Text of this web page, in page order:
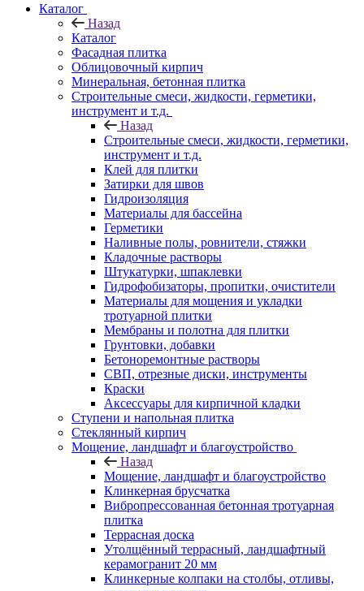
Каталог
Назад
Каталог
Фасадная плитка
Облицовочный кирпич
Минеральная, бетонная плитка
Строительные смеси, жидкости, герметики,
инструмент и т.д.
Назад
Строительные смеси, жидкости, герметики,
инструмент и т.д.
Клей для плитки
Затирки для швов
Гидроизоляция
Материалы для бассейна
Герметики
Наливные полы, ровнители, стяжки
Кладочные растворы
Штукатурки, шпаклевки
Гидрофобизаторы, пропитки, очистители
Материалы для мощения и укладки
тротуарной плитки
Мембраны и полотна для плитки
Грунтовки, добавки
Бетоноремонтные растворы
СВП, отрезные диски, инструменты
Краски
Аксессуары для кирпичной кладки
Ступени и напольная плитка
Cтеклянный кирпич
Мощение, ландшафт и благоустройство
Назад
Мощение, ландшафт и благоустройство
Клинкерная брусчатка
Вибропрессованная бетонная тротуарная
плитка
Террасная доска
Утолщённый террасный, ландшафтный
керамогранит 20 мм
Клинкерные колпаки на столбы, отливы,